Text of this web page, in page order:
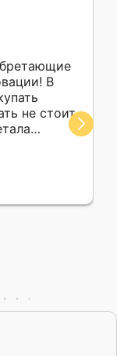
В
не стоит.
покупки,
сфере,